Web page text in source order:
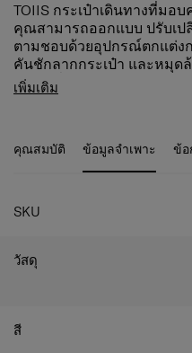
TOIIS กระเป๋าเดินทางที่มอ
คุณสามารถออกแบบ ปรับเป
ตามชอบด้วยอุปกรณ์ตกแต่งก
คันชักลากกระเป๋า และหมุด
ก็ช่วยเพิ่มสีสันให้ทริปต่อไปข
พร้อมกับ Ball-Bearing
ปลอดภัย คอยดูแลสัมภาระ
ช่องเก็บสัมภาระที่สามารถ
มากตามต้องการ อีกจุดที่ทำ
เป็นเอกลักษณ์ จากดีไซน์เนอ
ทำให้ TOIIS สะท้อนและบ่ง
คุณสมบัติภายนอก
• Ball Bearing Double
• กระเป๋าเดินทางทุกใบ มา
โลโก้ สีล้อ และที่จับคันชัก ส
• SafePlux™ ซิปคู่ ป้องกันก
Expansion เมื่อต้องการเพิ่ม
• มีระบบความปลอดภัย
• ภายในกระเป๋าเป็นผ้าโพลีเ
เพิ่มเติม
คุณสมบัติ ข้อมูลจำเพาะ ข้อ
SKU
วัสดุ
สี